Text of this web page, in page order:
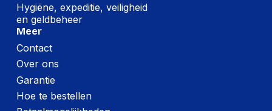
Hygiëne, expeditie, veiligheid
en geldbeheer
Meer
Contact
Over ons
Garantie
Hoe te bestellen